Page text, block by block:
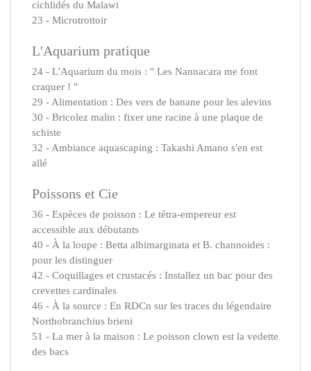
cichlidés du Malawi
23 - Microtrottoir
L'Aquarium pratique
24 - L'Aquarium du mois : " Les Nannacara me font
craquer ! "
29 - Alimentation : Des vers de banane pour les alevins
30 - Bricolez malin : fixer une racine à une plaque de
schiste
32 - Ambiance aquascaping : Takashi Amano s'en est
allé
Poissons et Cie
36 - Espèces de poisson : Le tétra-empereur est
accessible aux débutants
40 - À la loupe : Betta albimarginata et B. channoides :
pour les distinguer
42 - Coquillages et crustacés : Installez un bac pour des
crevettes cardinales
46 - À la source : En RDCn sur les traces du légendaire
Northobranchius brieni
51 - La mer à la maison : Le poisson clown est la vedette
des bacs